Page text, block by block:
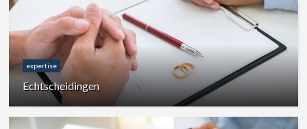
expertise
Echtscheidingen